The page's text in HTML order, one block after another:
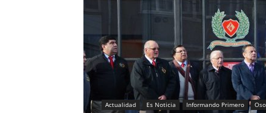
Actualidad Es Noticia Informando Primero